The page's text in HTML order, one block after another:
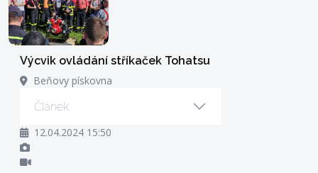
Výcvik ovládání stříkaček Tohatsu
Beňovy pískovna
Článek
12.04.2024 15:50